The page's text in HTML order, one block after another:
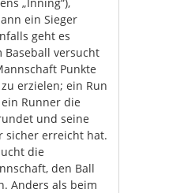
ein Sieger
geht es
Baseball versucht
Punkte
erzielen; ein Run
Runner die
und seine
sicher erreicht hat.
die
den Ball
Anders als beim